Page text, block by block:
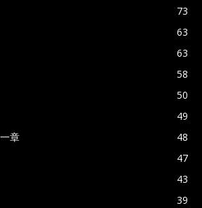
73
63
63
58
50
49
章
48
47
43
39